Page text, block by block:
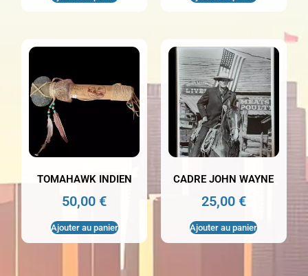
TOMAHAWK INDIEN
50,00€
Ajouter au panier
CADRE JOHN WAYNE
25,00 €
Ajouter au panier